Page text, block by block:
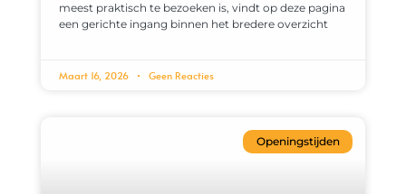
meest praktisch te bezoeken is, vindt op deze pagina
een gerichte ingang binnen het bredere overzicht
Maart 16, 2026 Geen Reacties
Openingstijden